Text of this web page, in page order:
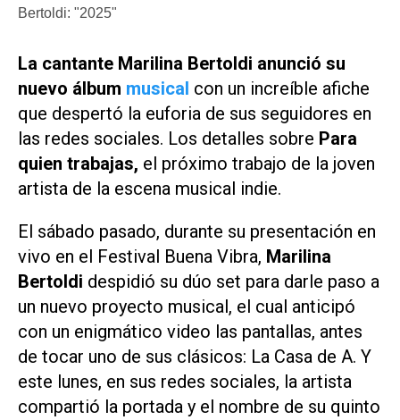
Bertoldi: "2025"
La cantante Marilina Bertoldi anunció su
nuevo álbum musical con un increíble afiche
que despertó la euforia de sus seguidores en
las redes sociales. Los detalles sobre Para
quien trabajas, el próximo trabajo de la joven
artista de la escena musical indie.
El sábado pasado, durante su presentación en
vivo en el Festival Buena Vibra, Marilina
Bertoldi despidió su dúo set para darle paso a
un nuevo proyecto musical, el cual anticipó
con un enigmático video las pantallas, antes
de tocar uno de sus clásicos: La Casa de A. Y
este lunes, en sus redes sociales, la artista
compartió la portada y el nombre de su quinto